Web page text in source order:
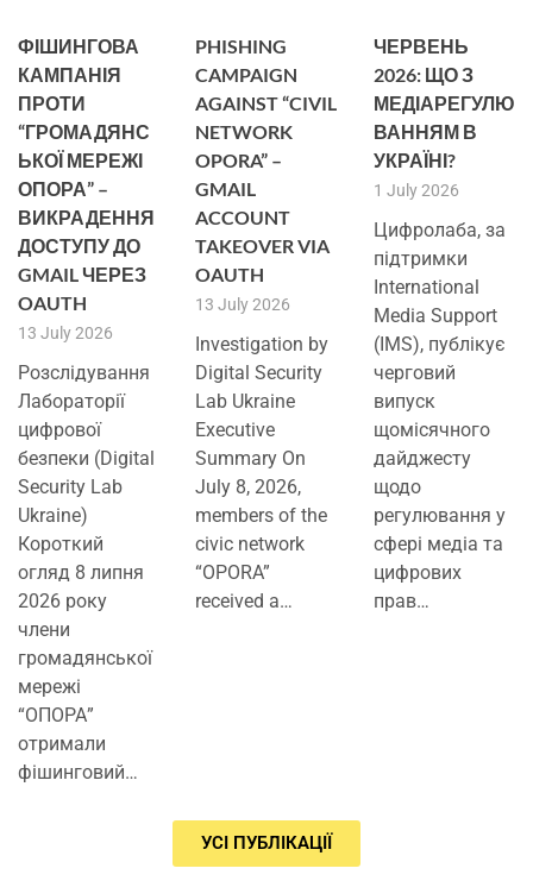
ФІШИНГОВА
КАМПАНІЯ
ПРОТИ
“ГРОМАДЯНС
ЬКОЇ МЕРЕЖІ
ОПОРА” –
ВИКРАДЕННЯ
ДОСТУПУ ДО
GMAIL ЧЕРЕЗ
OAUTH
13 July 2026
Розслідування
Лабораторії
цифрової
безпеки (Digital
Security Lab
Ukraine)
Короткий
огляд 8 липня
2026 року
члени
громадянської
мережі
“ОПОРА”
отримали
фішинговий…
PHISHING
CAMPAIGN
AGAINST “CIVIL
NETWORK
OPORA” –
GMAIL
ACCOUNT
TAKEOVER VIA
OAUTH
13 July 2026
Investigation by
Digital Security
Lab Ukraine
Executive
Summary On
July 8, 2026,
members of the
civic network
“OPORA”
received a…
ЧЕРВЕНЬ
2026: ЩО З
МЕДІАРЕГУЛЮ
ВАННЯМ В
УКРАЇНІ?
1 July 2026
Цифролаба, за
підтримки
International
Media Support
(IMS), публікує
черговий
випуск
щомісячного
дайджесту
щодо
регулювання у
сфері медіа та
цифрових
прав…
УСІ ПУБЛІКАЦІЇ